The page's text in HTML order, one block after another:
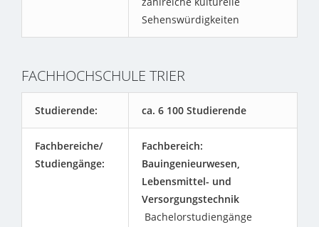
Sehenswürdigkeiten
FACHHOCHSCHULE TRIER
Studierende: ca. 6 100 Studierende
Fachbereiche/
Studiengänge:
Fachbereich:
Bauingenieurwesen,
Lebensmittel- und
Versorgungstechnik
Bachelorstudiengänge